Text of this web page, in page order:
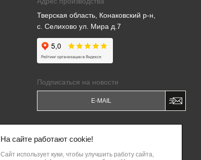
Тверская область, Конаковский р-н,
с. Селихово ул. Мира д.7
Подписаться на новости
персональных данных
Политикой обработки персональных
На сайте работают cookie!
Сайт использует куки, чтобы улучшить работу сайта,